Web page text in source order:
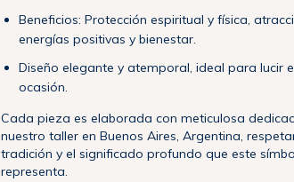
Beneficios: Protección espiritual y física,
energías positivas y bienestar.
Diseño elegante y atemporal, ideal para lucir
ocasión.
Cada pieza es elaborada con meticulosa
nuestro taller en Buenos Aires, Argentina,
tradición y el significado profundo que este
representa.